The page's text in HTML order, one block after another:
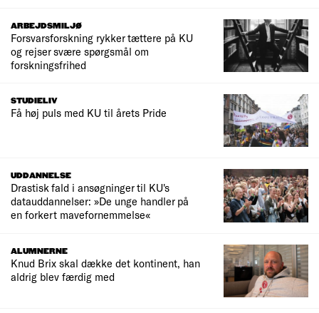
ARBEJDSMILJØ
Forsvarsforskning rykker tættere på KU
og rejser svære spørgsmål om
forskningsfrihed
STUDIELIV
Få høj puls med KU til årets Pride
UDDANNELSE
Drastisk fald i ansøgninger til KU's
datauddannelser: »De unge handler på
en forkert mavefornemmelse«
ALUMNERNE
Knud Brix skal dække det kontinent, han
aldrig blev færdig med